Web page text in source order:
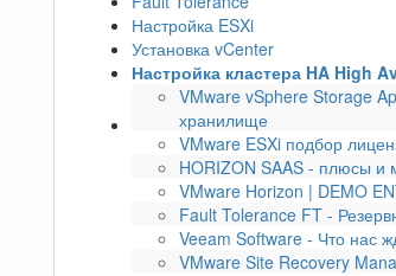
Настройка ESXi
Установка vCenter
Настройка кластера HA High
VMware vSphere Storage
хранилище
VMware ESXi подбор
HORIZON SAAS - плюсы и
VMware Horizon | DEMO
Fault Tolerance FT -
Veeam Software - Что нас
VMware Site Recovery